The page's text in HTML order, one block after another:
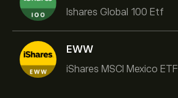
Ishares Global 100 Etf
EWW
iShares MSCI Mexico ETF